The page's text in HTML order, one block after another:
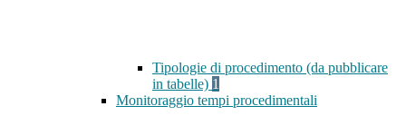
Tipologie di procedimento (da pubblicare
in tabelle) 1
Monitoraggio tempi procedimentali